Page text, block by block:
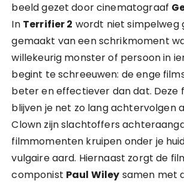
beeld gezet door cinematograaf
In Terrifier 2 wordt niet simpelweg
gemaakt van een schrikmoment
willekeurig monster of persoon in
begint te schreeuwen: de enge
beter en effectiever dan dat. Deze
blijven je net zo lang achtervolgen
Clown zijn slachtoffers
filmmomenten kruipen onder je
vulgaire aard. Hiernaast zorgt de
componist Paul Wiley samen met